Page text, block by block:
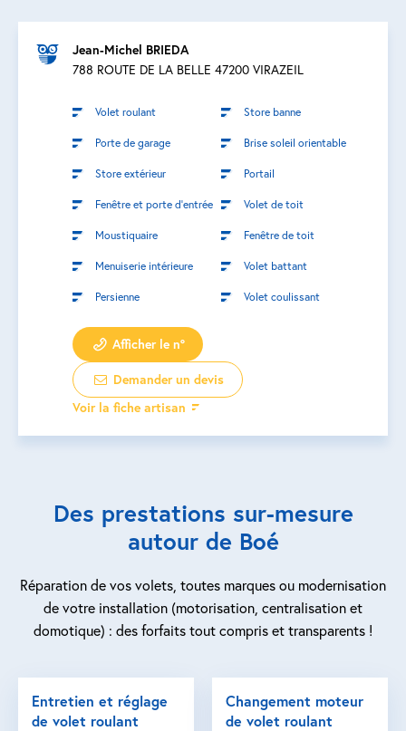
Jean-Michel BRIEDA
788 ROUTE DE LA BELLE 47200 VIRAZEIL
Volet roulant Store banne
Porte de garage Brise soleil orientable
Store extérieur Portail
Fenêtre et porte d’entrée Volet de toit
Moustiquaire Fenêtre de toit
Menuiserie intérieure Volet battant
Persienne Volet coulissant
Afficher le n°
Demander un devis
Voir la fiche artisan
Des prestations sur-mesure
autour de Boé
Réparation de vos volets, toutes marques ou modernisation
de votre installation (motorisation, centralisation et
domotique) : des forfaits tout compris et transparents !
Entretien et réglage
de volet roulant
Changement moteur
de volet roulant